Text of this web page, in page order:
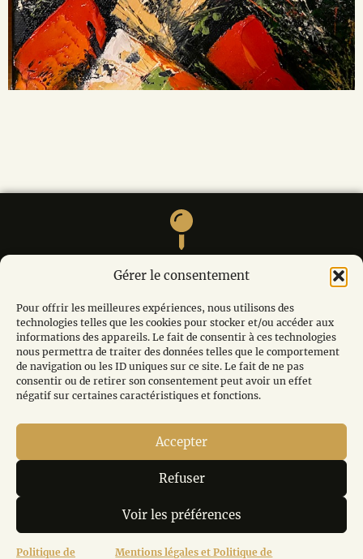
Gérer le consentement
Pour offrir les meilleures expériences, nous utilisons des
technologies telles que les cookies pour stocker et/ou accéder aux
informations des appareils. Le fait de consentir à ces technologies
nous permettra de traiter des données telles que le comportement
de navigation ou les ID uniques sur ce site. Le fait de ne pas
consentir ou de retirer son consentement peut avoir un effet
négatif sur certaines caractéristiques et fonctions.
Accepter
Refuser
Voir les préférences
Politique de Mentions légales et Politique de
M. André MODOT, La calade, Le village, 84220
LIOUX
edanslo84@gmail.com
06.61.41.56.78
Mentions légales et Politique de confidentialité
Politique de cookies (UE)